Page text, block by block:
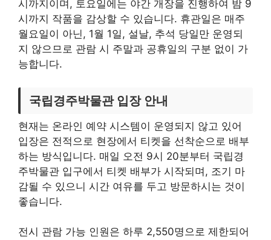
시까지이며, 토요일에는 야간 개장을 진행하여 밤 9
시까지 작품을 감상할 수 있습니다. 휴관일은 매주
월요일이 아닌, 1월 1일, 설날, 추석 당일만 운영되
지 않으므로 관람 시 주말과 공휴일의 구분 없이 가
능합니다.
국립경주박물관 입장 안내
현재는 온라인 예약 시스템이 운영되지 않고 있어
입장은 전적으로 현장에서 티켓을 선착순으로 배부
하는 방식입니다. 매일 오전 9시 20분부터 국립경
주박물관 입구에서 티켓 배부가 시작되며, 조기 마
감될 수 있으니 시간 여유를 두고 방문하시는 것이
좋습니다.
전시 관람 가능 인원은 하루 2,550명으로 제한되어